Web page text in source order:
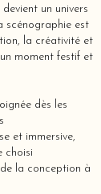
un univers
scénographie est
la créativité et
moment festif et
dès les
et immersive,
choisi
la conception à